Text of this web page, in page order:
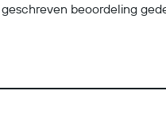
beoordeling